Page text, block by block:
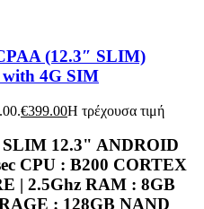
(12.3″ SLIM)
4G SIM
€399.00Η τρέχουσα τιμή
12.3" ANDROID
CPU : B200 CORTEX
| 2.5Ghz RAM : 8GB
: 128GB NAND